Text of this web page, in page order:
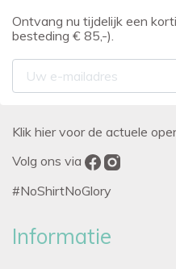
Ontvang nu tijdelijk een
besteding € 85,-).
Klik hier voor de actuele
Volg ons via
#NoShirtNoGlory
Informatie